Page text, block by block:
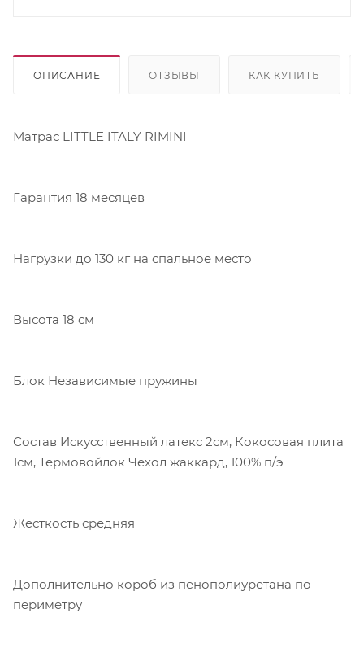
ОПИСАНИЕ ОТЗЫВЫ КАК КУПИТЬ
Матрас LITTLE ITALY RIMINI
Гарантия 18 месяцев
Нагрузки до 130 кг на спальное место
Высота 18 см
Блок Независимые пружины
Состав Искусственный латекс 2см, Кокосовая плита
1см, Термовойлок Чехол жаккард, 100% п/э
Жесткость средняя
Дополнительно короб из пенополиуретана по
периметру